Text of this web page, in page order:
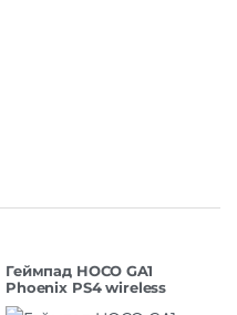
Геймпад HOCO GA1
Phoenix PS4 wireless
game controller white